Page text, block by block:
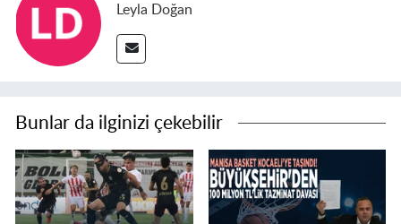
Leyla Doğan
Bunlar da ilginizi çekebilir